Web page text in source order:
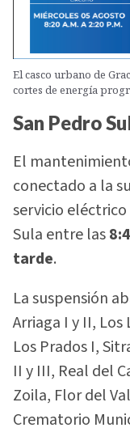
El casco urbano de
cortes de energía
San Pedro
El
conectado a la
servicio eléctrico
Sula entre las
tarde.
La suspensión
Arriaga I y II,
Los Prados I,
II y III, Real del
Zoila, Flor del
Crematorio